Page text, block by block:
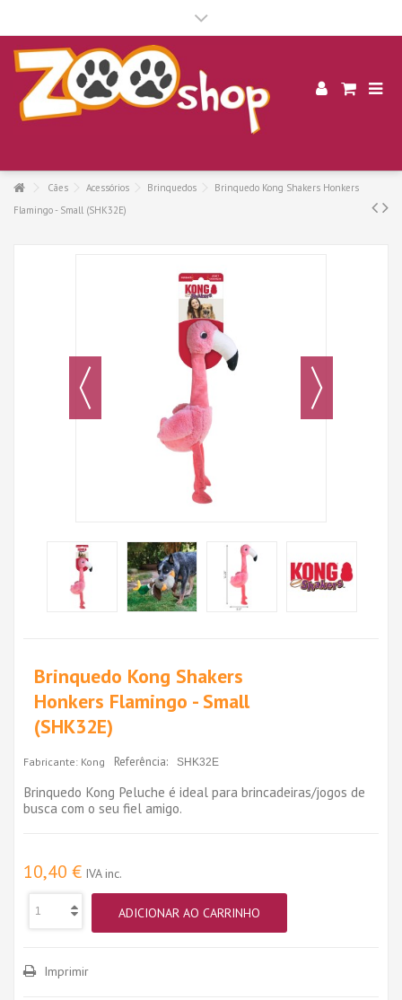
Cães Acessórios Brinquedos
Brinquedo Kong Shakers Honkers
Flamingo - Small (SHK32E)
Brinquedo Kong Shakers
Honkers Flamingo - Small
(SHK32E)
Fabricante: Kong Referência: SHK32E
Brinquedo Kong Peluche é ideal para brincadeiras/jogos de
busca com o seu fiel amigo.
10,40 € IVA inc.
ADICIONAR AO CARRINHO
Imprimir